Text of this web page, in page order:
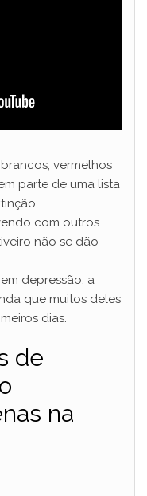
vermelhos
parte de uma lista
com outros
não se dão
depressão, a
que muitos deles
dias.
de
na